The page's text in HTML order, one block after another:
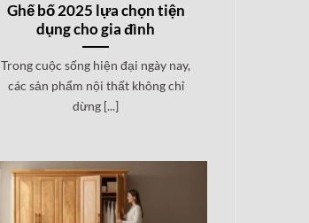
Ghế bố 2025 lựa chọn tiện
dụng cho gia đình
Trong cuộc sống hiện đại ngày nay,
các sản phẩm nội thất không chỉ
dừng [...]